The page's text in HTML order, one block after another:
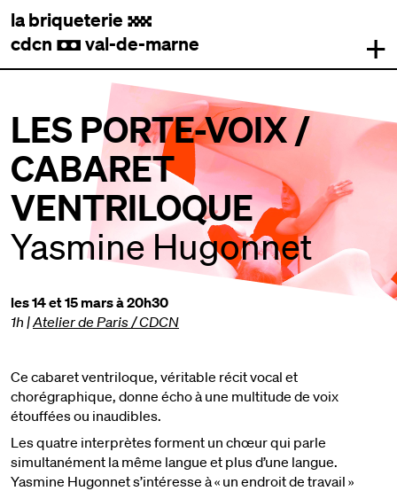
la briqueterie .
cdcn , val-de-marne +
LES PORTE-VOIX /
CABARET
VENTRILOQUE
Yasmine Hugonnet
les 14 et 15 mars à 20h30
1h |Atelier de Paris / CDCN
Ce cabaret ventriloque, véritable récit vocal et
chorégraphique, donne écho à une multitude de voix
étouffées ou inaudibles.
Les quatre interprètes forment un chœur qui parle
simultanément la même langue et plus d’une langue.
Yasmine Hugonnet s’intéresse à « un endroit de travail »